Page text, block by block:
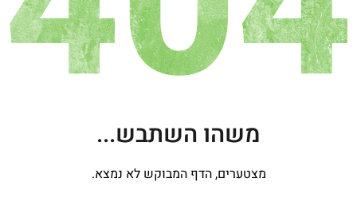
משהו השתבש...
מצטערים, הדף המבוקש לא נמצא.